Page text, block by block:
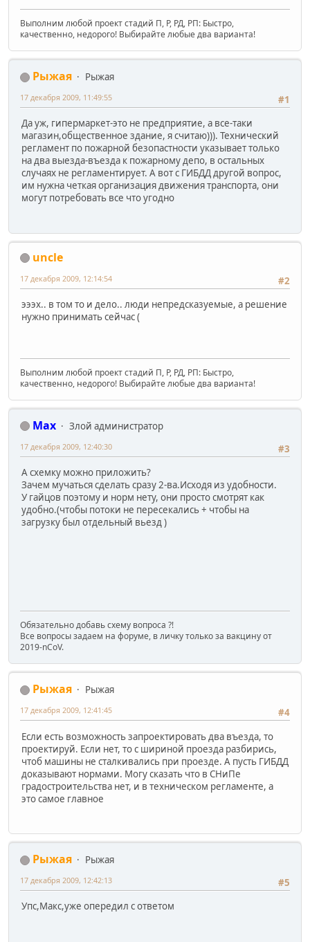
Выполним любой проект стадий П, Р, РД, РП: Быстро,
качественно, недорого! Выбирайте любые два варианта!
Рыжая
Рыжая
#1
17 декабря 2009, 11:49:55
Да уж, гипермаркет-это не предприятие, а все-таки
магазин,общественное здание, я считаю))). Технический
регламент по пожарной безопастности указывает только
на два выезда-въезда к пожарному депо, в остальных
случаях не регламентирует. А вот с ГИБДД другой вопрос,
им нужна четкая организация движения транспорта, они
могут потребовать все что угодно
uncle
#2
17 декабря 2009, 12:14:54
эээх.. в том то и дело.. люди непредсказуемые, а решение
нужно принимать сейчас (
Выполним любой проект стадий П, Р, РД, РП: Быстро,
качественно, недорого! Выбирайте любые два варианта!
Max
Злой администратор
#3
17 декабря 2009, 12:40:30
А схемку можно приложить?
Зачем мучаться сделать сразу 2-ва.Исходя из удобности.
У гайцов поэтому и норм нету, они просто смотрят как
удобно.(чтобы потоки не пересекались + чтобы на
загрузку был отдельный вьезд )
Обязательно добавь схему вопроса ?!
Все вопросы задаем на форуме, в личку только за вакцину от
2019-nCoV.
Рыжая
Рыжая
#4
17 декабря 2009, 12:41:45
Если есть возможность запроектировать два въезда, то
проектируй. Если нет, то с шириной проезда разбирись,
чтоб машины не сталкивались при проезде. А пусть ГИБДД
доказывают нормами. Могу сказать что в СНиПе
градостроительства нет, и в техническом регламенте, а
это самое главное
Рыжая
Рыжая
#5
17 декабря 2009, 12:42:13
Упс,Макс,уже опередил с ответом